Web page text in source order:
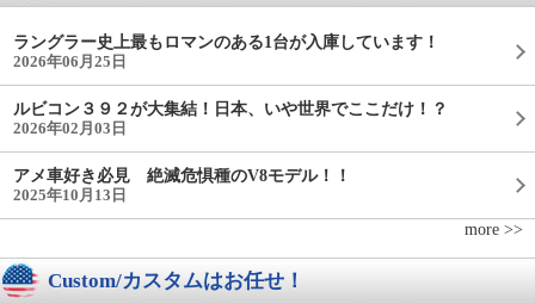
ラングラー史上最もロマンのある1台が入庫しています！
2026年06月25日
ルビコン３９２が大集結！日本、いや世界でここだけ！？
2026年02月03日
アメ車好き必見 絶滅危惧種のV8モデル！！
2025年10月13日
more >>
Custom/カスタムはお任せ！